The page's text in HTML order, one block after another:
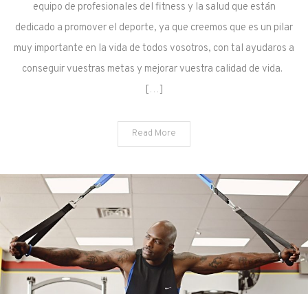
equipo de profesionales del fitness y la salud que están
dedicado a promover el deporte, ya que creemos que es un pilar
muy importante en la vida de todos vosotros, con tal ayudaros a
conseguir vuestras metas y mejorar vuestra calidad de vida.
[…]
Read More